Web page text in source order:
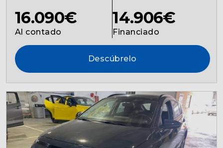
16.090€
Al contado
14.906€
Financiado
Descúbrelo